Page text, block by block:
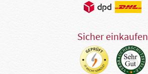
Sicher einkaufen